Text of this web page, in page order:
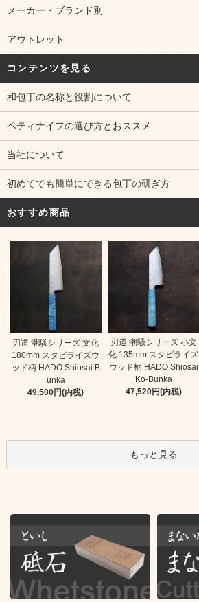
メーカー・ブランド別
アウトレット
コンテンツを見る
和包丁の名称と役割について
ペティナイフの選び方とおススメ
当社について
初めてでも簡単にできる包丁の研ぎ方
おすすめ商品
刃道 潮騒シリーズ 文化
180mm スタビライズウ
ッド柄 HADO Shiosai B
unka
49,500円(内税)
刃道 潮騒シリーズ 小文
化 135mm スタビライズ
ウッド柄 HADO Shiosai
Ko-Bunka
47,520円(内税)
もっと見る